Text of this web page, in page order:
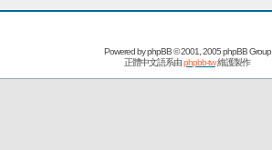
Powered byphpBB© 2001, 2005 phpBB Group
正體中文語系由phpbb-tw維護製作